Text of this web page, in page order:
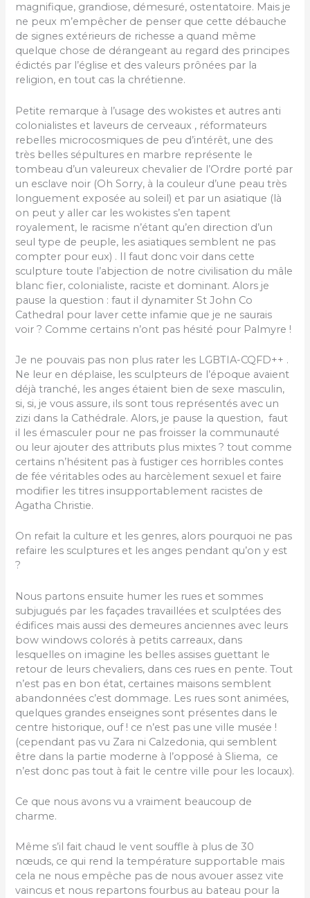
magnifique, grandiose, démesuré, ostentatoire. Mais je
ne peux m’empêcher de penser que cette débauche
de signes extérieurs de richesse a quand même
quelque chose de dérangeant au regard des principes
édictés par l’église et des valeurs prônées par la
religion, en tout cas la chrétienne.
Petite remarque à l’usage des wokistes et autres anti
colonialistes et laveurs de cerveaux , réformateurs
rebelles microcosmiques de peu d’intérêt, une des
très belles sépultures en marbre représente le
tombeau d’un valeureux chevalier de l’Ordre porté par
un esclave noir (Oh Sorry, à la couleur d’une peau très
longuement exposée au soleil) et par un asiatique (là
on peut y aller car les wokistes s’en tapent
royalement, le racisme n’étant qu’en direction d’un
seul type de peuple, les asiatiques semblent ne pas
compter pour eux) . Il faut donc voir dans cette
sculpture toute l’abjection de notre civilisation du mâle
blanc fier, colonialiste, raciste et dominant. Alors je
pause la question : faut il dynamiter St John Co
Cathedral pour laver cette infamie que je ne saurais
voir ? Comme certains n’ont pas hésité pour Palmyre !
Je ne pouvais pas non plus rater les LGBTIA-CQFD++ .
Ne leur en déplaise, les sculpteurs de l’époque avaient
déjà tranché, les anges étaient bien de sexe masculin,
si, si, je vous assure, ils sont tous représentés avec un
zizi dans la Cathédrale. Alors, je pause la question, faut
il les émasculer pour ne pas froisser la communauté
ou leur ajouter des attributs plus mixtes ? tout comme
certains n’hésitent pas à fustiger ces horribles contes
de fée véritables odes au harcèlement sexuel et faire
modifier les titres insupportablement racistes de
Agatha Christie.
On refait la culture et les genres, alors pourquoi ne pas
refaire les sculptures et les anges pendant qu’on y est
?
Nous partons ensuite humer les rues et sommes
subjugués par les façades travaillées et sculptées des
édifices mais aussi des demeures anciennes avec leurs
bow windows colorés à petits carreaux, dans
lesquelles on imagine les belles assises guettant le
retour de leurs chevaliers, dans ces rues en pente. Tout
n’est pas en bon état, certaines maisons semblent
abandonnées c’est dommage. Les rues sont animées,
quelques grandes enseignes sont présentes dans le
centre historique, ouf ! ce n’est pas une ville musée !
(cependant pas vu Zara ni Calzedonia, qui semblent
être dans la partie moderne à l’opposé à Sliema, ce
n’est donc pas tout à fait le centre ville pour les locaux).
Ce que nous avons vu a vraiment beaucoup de
charme.
Même s’il fait chaud le vent souffle à plus de 30
nœuds, ce qui rend la température supportable mais
cela ne nous empêche pas de nous avouer assez vite
vaincus et nous repartons fourbus au bateau pour la